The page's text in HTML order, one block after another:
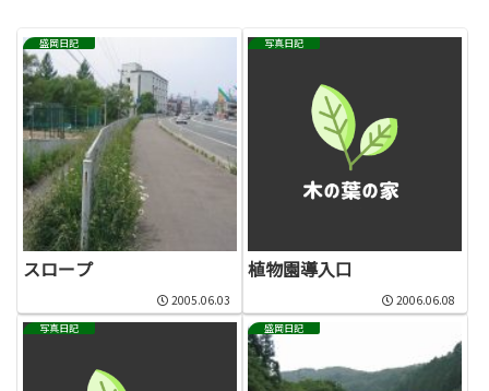
盛岡日記
スロープ
2005.06.03
写真日記
植物園導入口
2006.06.08
写真日記 盛岡日記